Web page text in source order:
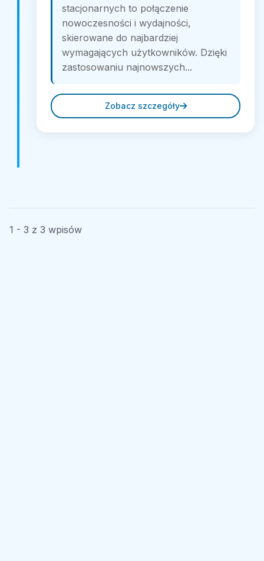
stacjonarnych to połączenie
nowoczesności i wydajności,
skierowane do najbardziej
wymagających użytkowników. Dzięki
zastosowaniu najnowszych...
Zobacz szczegóły
1 - 3 z 3 wpisów